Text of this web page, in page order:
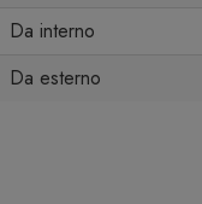
Da interno
Da esterno